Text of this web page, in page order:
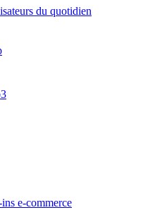
du quotidien
e-commerce